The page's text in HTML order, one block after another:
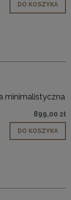
DO KOSZYKA
minimalistyczna
899,00 zł
DO KOSZYKA